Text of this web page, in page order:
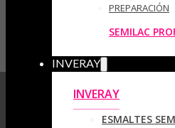
PREPARACIÓN
SEMILAC
INVERAY
INVERAY
ESMALTES